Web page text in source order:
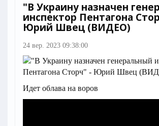
"В Украину назначен
инспектор Пентагона
Юрий Швец (ВИДЕО)
24 вер. 2023 09:38:00
Идет облава на воров